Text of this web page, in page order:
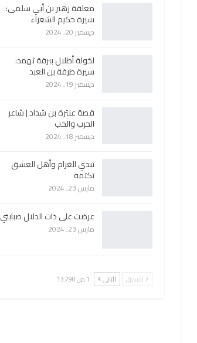
معلقة زهير بن أبي سلمى:
سيرة حكيم الشعراء
ديسمبر 20, 2024
لخولة أطلال ببرقة ثهمد:
سيرة طرفة بن العبد
ديسمبر 19, 2024
قصة عنترة بن شداد | شاعر
الحرب والحب
ديسمبر 18, 2024
تبدي الغرام وأهل العشق
تكتمه
مارس 23, 2024
عرضت على ذات الدلال صبابتي
مارس 23, 2024
السابق التالي 1 من 13٬790